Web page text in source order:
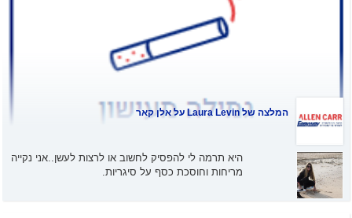
המלצה של על אלן קאר
היא תרמה לי להפסיק לחשוב או לרצות לעשן..אני נקייה
מריחות וחוסכת כסף על סיגריות.